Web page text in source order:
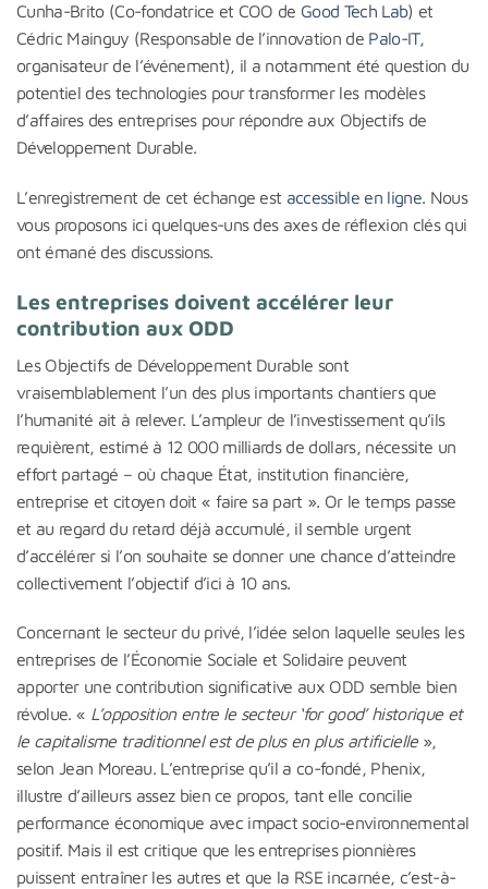
Cunha-Brito (Co-fondatrice et COO de Good Tech Lab) et
Cédric Mainguy (Responsable de l’innovation de Palo-IT,
organisateur de l’événement), il a notamment été question du
potentiel des technologies pour transformer les modèles
d’affaires des entreprises pour répondre aux Objectifs de
Développement Durable.
L’enregistrement de cet échange est accessible en ligne. Nous
vous proposons ici quelques-uns des axes de réflexion clés qui
ont émané des discussions.
Les entreprises doivent accélérer leur
contribution aux ODD
Les Objectifs de Développement Durable sont
vraisemblablement l’un des plus importants chantiers que
l’humanité ait à relever. L’ampleur de l’investissement qu’ils
requièrent, estimé à 12 000 milliards de dollars, nécessite un
effort partagé – où chaque État, institution financière,
entreprise et citoyen doit « faire sa part ». Or le temps passe
et au regard du retard déjà accumulé, il semble urgent
d’accélérer si l’on souhaite se donner une chance d’atteindre
collectivement l’objectif d’ici à 10 ans.
Concernant le secteur du privé, l’idée selon laquelle seules les
entreprises de l’Économie Sociale et Solidaire peuvent
apporter une contribution significative aux ODD semble bien
révolue. « L’opposition entre le secteur ‘for good’ historique et
le capitalisme traditionnel est de plus en plus artificielle »,
selon Jean Moreau. L’entreprise qu’il a co-fondé, Phenix,
illustre d’ailleurs assez bien ce propos, tant elle concilie
performance économique avec impact socio-environnemental
positif. Mais il est critique que les entreprises pionnières
puissent entraîner les autres et que la RSE incarnée, c’est-à-